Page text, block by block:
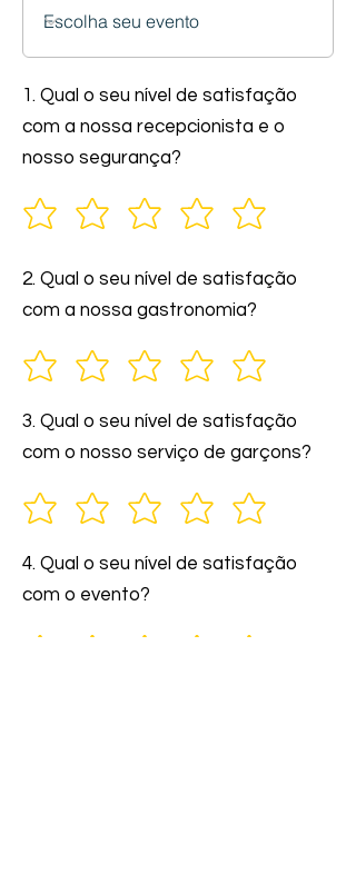
1. Qual o seu nível de satisfação
com a nossa recepcionista e o
nosso segurança?
2. Qual o seu nível de satisfação
com a nossa gastronomia?
3. Qual o seu nível de satisfação
com o nosso serviço de garçons?
4. Qual o seu nível de satisfação
com o evento?